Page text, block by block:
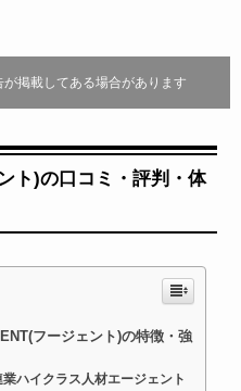
が掲載してある場合があります
ト)の口コミ・評判・体
フージェント)の特徴・強
ハイクラス人材エージェント